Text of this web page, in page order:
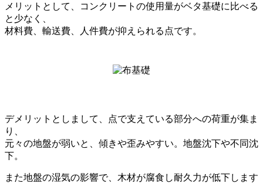
メリットとして、コンクリートの使用量がベタ基礎に比べる
と少なく、
材料費、輸送費、人件費が抑えられる点です。
デメリットとしまして、点で支えている部分への荷重が集ま
り、
元々の地盤が弱いと、傾きや歪みやすい。地盤沈下や不同沈
下。
また地盤の湿気の影響で、木材が腐食し耐久力が低下します